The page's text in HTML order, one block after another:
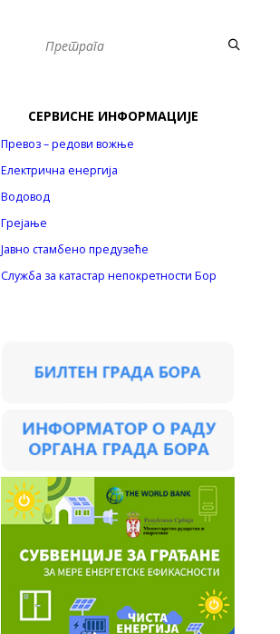
СЕРВИСНЕ ИНФОРМАЦИЈЕ
Превоз – редови вожње
Електрична енергија
Водовод
Грејање
Јавно стамбено предузеће
Служба за катастар непокретности Бор